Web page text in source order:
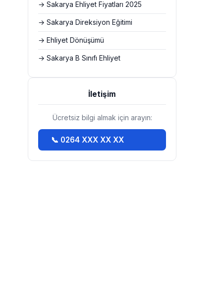
→ Sakarya Ehliyet Fiyatları 2025
→ Sakarya Direksiyon Eğitimi
→ Ehliyet Dönüşümü
→ Sakarya B Sınıfı Ehliyet
İletişim
Ücretsiz bilgi almak için arayın:
📞 0264 XXX XX XX